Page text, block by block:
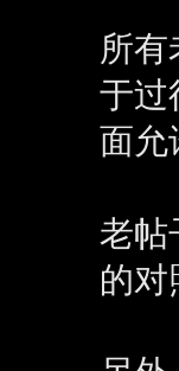
所
于过
面允
老帖
的对